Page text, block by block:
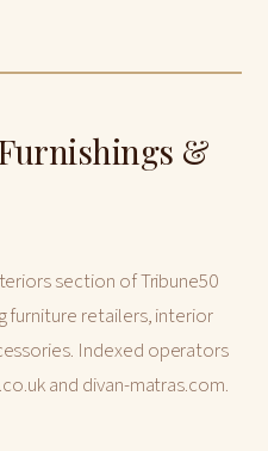
&
section of Tribune50
furniture retailers, interior
Indexed operators
and divan-matras.com.